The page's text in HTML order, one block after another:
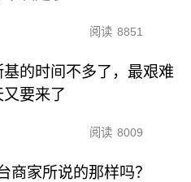
阅读 8851
基的时间不多了，最艰难
又要来了
阅读 8009
商家所说的那样吗？